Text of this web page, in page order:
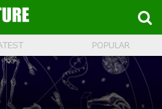
POPULAR